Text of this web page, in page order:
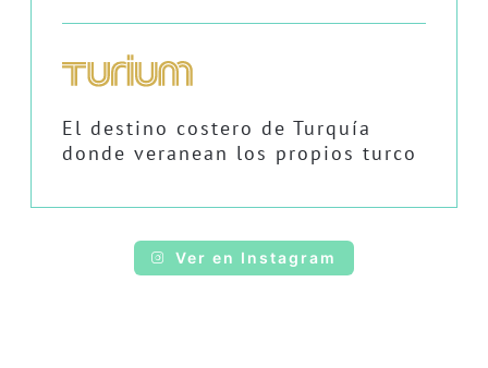
El destino costero de Turquía
donde veranean los propios turco
Ver en Instagram